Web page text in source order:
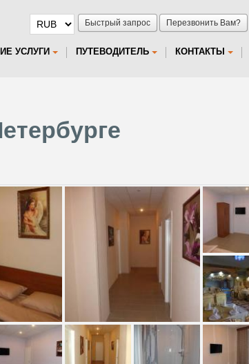
Быстрый запрос Перезвонить Вам?
УСЛУГИ ПУТЕВОДИТЕЛЬ КОНТАКТЫ